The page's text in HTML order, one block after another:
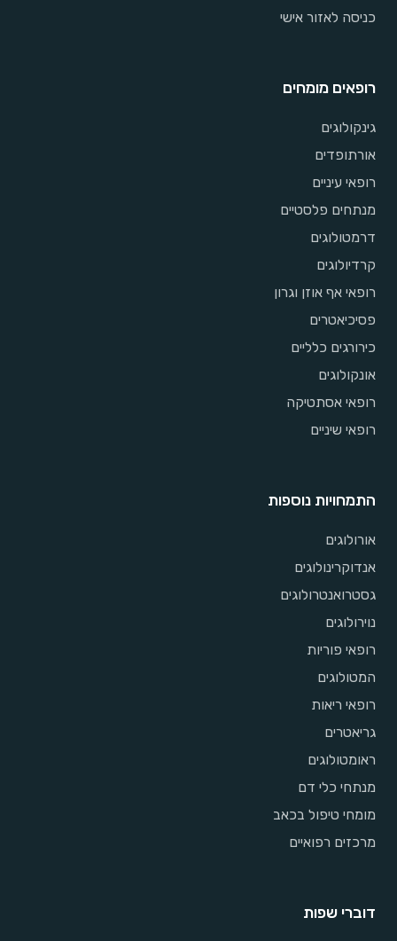
כניסה לאזור אישי
רופאים מומחים
גינקולוגים
אורתופדים
רופאי עיניים
מנתחים פלסטיים
דרמטולוגים
קרדיולוגים
רופאי אף אוזן וגרון
פסיכיאטרים
כירורגים כלליים
אונקולוגים
רופאי אסתטיקה
רופאי שיניים
התמחויות נוספות
אורולוגים
אנדוקרינולוגים
גסטרואנטרולוגים
נוירולוגים
רופאי פוריות
המטולוגים
רופאי ריאות
גריאטרים
ראומטולוגים
מנתחי כלי דם
מומחי טיפול בכאב
מרכזים רפואיים
דוברי שפות